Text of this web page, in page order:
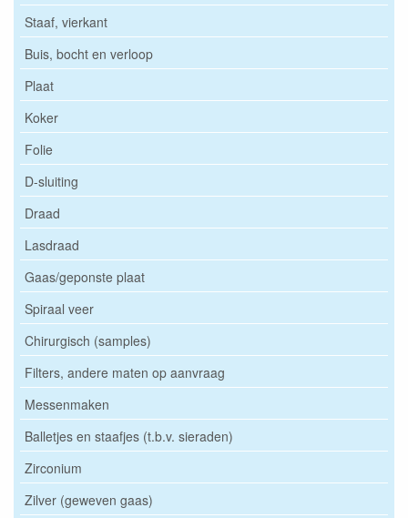
Staaf, vierkant
Buis, bocht en verloop
Plaat
Koker
Folie
D-sluiting
Draad
Lasdraad
Gaas/geponste plaat
Spiraal veer
Chirurgisch (samples)
Filters, andere maten op aanvraag
Messenmaken
Balletjes en staafjes (t.b.v. sieraden)
Zirconium
Zilver (geweven gaas)